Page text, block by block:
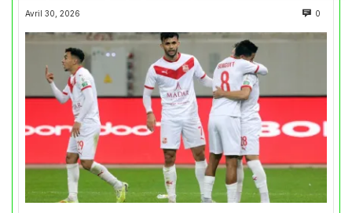
Avril 30, 2026 0